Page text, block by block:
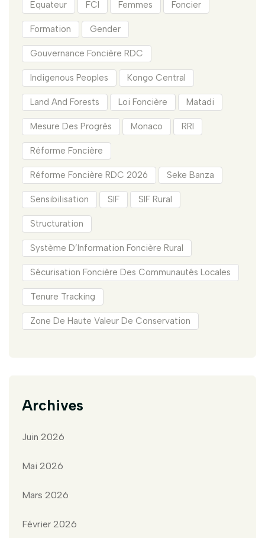
Equateur FCI Femmes Foncier
Formation Gender
Gouvernance Foncière RDC
Indigenous Peoples Kongo Central
Land And Forests Loi Foncière Matadi
Mesure Des Progrès Monaco RRI
Réforme Foncière
Réforme Foncière RDC 2026 Seke Banza
Sensibilisation SIF SIF Rural
Structuration
Système D’Information Foncière Rural
Sécurisation Foncière Des Communautés Locales
Tenure Tracking
Zone De Haute Valeur De Conservation
Archives
Juin 2026
Mai 2026
Mars 2026
Février 2026